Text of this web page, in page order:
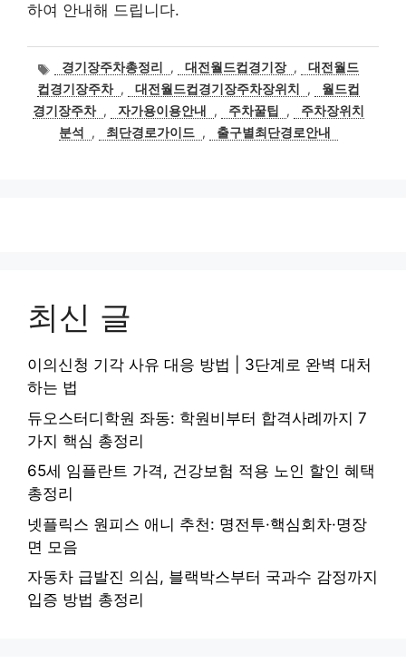
하여 안내해 드립니다.
태
그
경기장주차총정리 , 대전월드컵경기장 ,
대전월드
컵경기장주차 , 대전월드컵경기장주차장위치 ,
월드컵
경기장주차 , 자가용이용안내 , 주차꿀팁 ,
주차장위치
분석
, 최단경로가이드 , 출구별최단경로안내
최신 글
이의신청 기각 사유 대응 방법 | 3단계로 완벽 대처
하는 법
듀오스터디학원 좌동: 학원비부터 합격사례까지 7
가지 핵심 총정리
65세 임플란트 가격, 건강보험 적용 노인 할인 혜택
총정리
넷플릭스 원피스 애니 추천: 명전투·핵심회차·명장
면 모음
자동차 급발진 의심, 블랙박스부터 국과수 감정까지
입증 방법 총정리